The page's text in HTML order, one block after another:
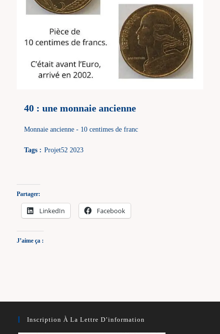
40 : une monnaie ancienne
Monnaie ancienne - 10 centimes de franc
Tags : Projet52 2023
Partager:
LinkedIn Facebook
J’aime ça :
Inscription À La Lettre D’information